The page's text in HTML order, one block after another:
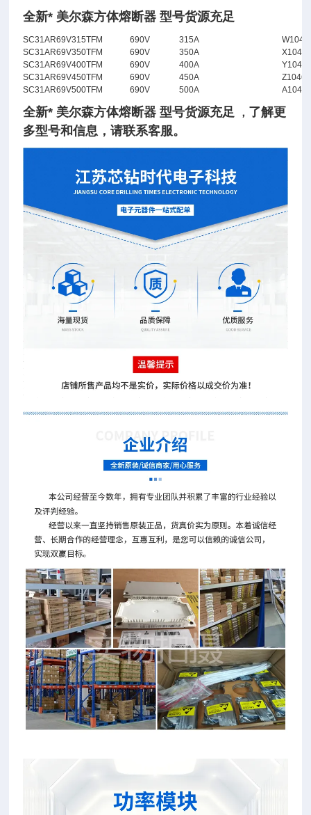
全新* 美尔森方体熔断器 型号货源充足
SC31AR69V315TFM 690V 315A
SC31AR69V350TFM
690V 350A
SC31AR69V400TFM
690V 400A
SC31AR69V450TFM
690V 450A
SC31AR69V500TFM
690V 500A
全新* 美尔森方体熔断器 型号货源充足 ， 了解更
多型号和信息，请联系客服。